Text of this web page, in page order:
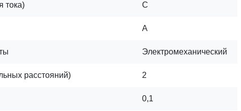
тока) C
A
Электромеханический
расстояний) 2
0,1